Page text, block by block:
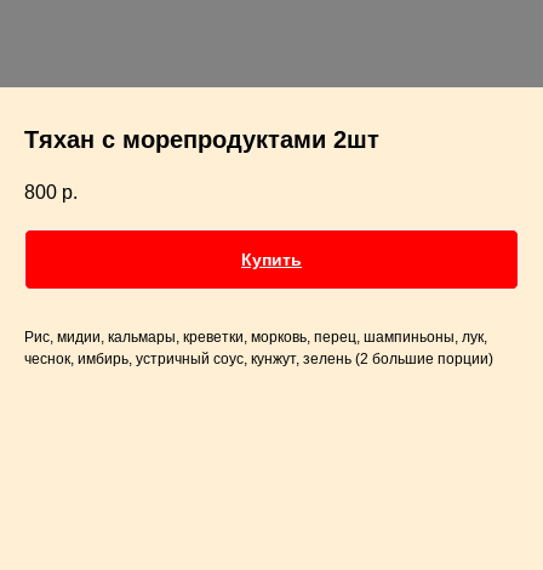
Тяхан с морепродуктами 2шт
800 р.
Купить
Рис, мидии, кальмары, креветки, морковь, перец, шампиньоны, лук,
чеснок, имбирь, устричный соус, кунжут, зелень (2 большие порции)